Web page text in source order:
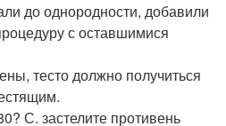
до однородности, добавили
с оставшимися
тесто должно получиться
С. застелите противень